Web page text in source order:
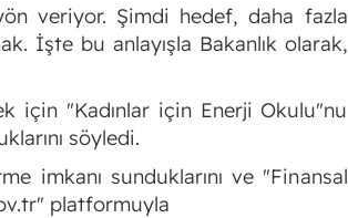
veriyor. Şimdi hedef, daha fazla
İşte bu anlayışla Bakanlık olarak,
için "Kadınlar için Enerji Okulu"nu
söyledi.
imkanı sunduklarını ve "Finansal
platformuyla